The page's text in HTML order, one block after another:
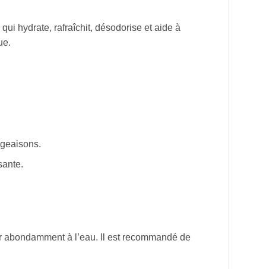
hydrate, rafraîchit, désodorise et aide à
à l’eau. Il est recommandé de